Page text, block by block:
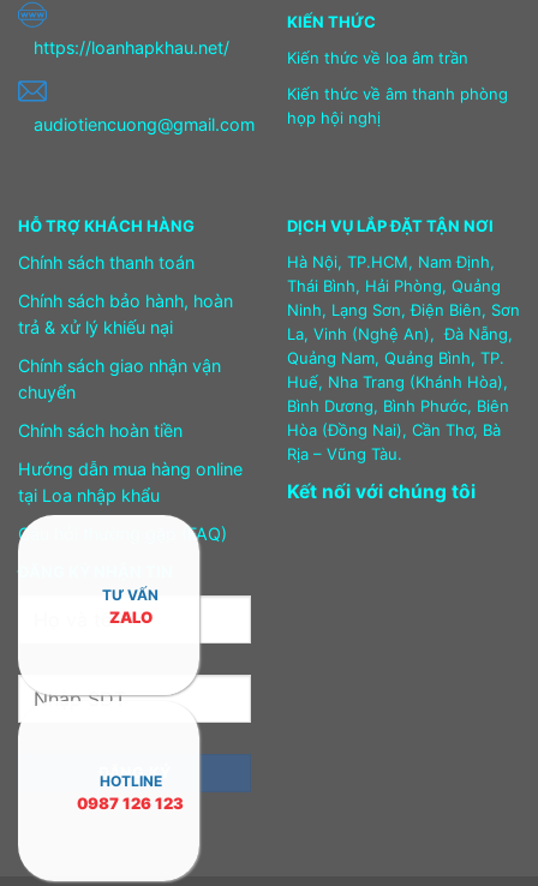
https://loanhapkhau.net/
audiotiencuong@gmail.com
KIẾN THỨC
Kiến thức về loa âm trần
Kiến thức về âm thanh phòng
họp hội nghị
HỖ TRỢ KHÁCH HÀNG
Chính sách thanh toán
Chính sách bảo hành, hoàn
trả & xử lý khiếu nại
Chính sách giao nhận vận
chuyển
Chính sách hoàn tiền
Hướng dẫn mua hàng online
tại Loa nhập khẩu
Câu hỏi thường gặp (FAQ)
DỊCH VỤ LẮP ĐẶT TẬN NƠI
Hà Nội, TP.HCM, Nam Định,
Thái Bình, Hải Phòng, Quảng
Ninh, Lạng Sơn, Điện Biên, Sơn
La, Vinh (Nghệ An), Đà Nẵng,
Quảng Nam, Quảng Bình, TP.
Huế, Nha Trang (Khánh Hòa),
Bình Dương, Bình Phước, Biên
Hòa (Đồng Nai), Cần Thơ, Bà
Rịa – Vũng Tàu.
Kết nối với chúng tôi
TƯ VẤN
ZALO
HOTLINE
0987 126 123